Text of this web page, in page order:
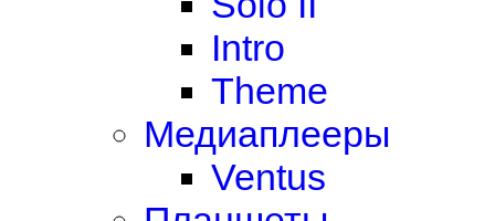
Intro
Theme
Медиаплееры
Ventus